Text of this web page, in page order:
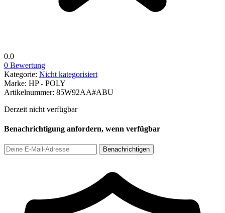
0.0
0 Bewertung
Kategorie: Nicht kategorisiert
Marke: HP - POLY
Artikelnummer: 85W92AA#ABU
Derzeit nicht verfügbar
Benachrichtigung anfordern, wenn verfügbar
Benachrichtigen